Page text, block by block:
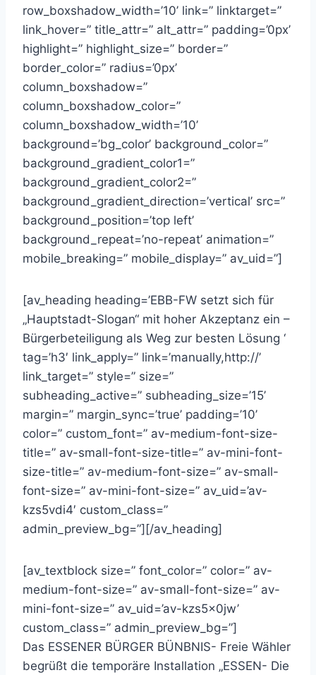
row_boxshadow_width=’10’ link=” linktarget=”
link_hover=” title_attr=” alt_attr=” padding=’0px’
highlight=” highlight_size=” border=”
border_color=” radius=’0px’
column_boxshadow=”
column_boxshadow_color=”
column_boxshadow_width=’10’
background=’bg_color’ background_color=”
background_gradient_color1=”
background_gradient_color2=”
background_gradient_direction=’vertical’ src=”
background_position=’top left’
background_repeat=’no-repeat’ animation=”
mobile_breaking=” mobile_display=” av_uid=”]
[av_heading heading=’EBB-FW setzt sich für
„Hauptstadt-Slogan“ mit hoher Akzeptanz ein –
Bürgerbeteiligung als Weg zur besten Lösung ‘
tag=’h3′ link_apply=” link=’manually,http://’
link_target=” style=” size=”
subheading_active=” subheading_size=’15’
margin=” margin_sync=’true’ padding=’10’
color=” custom_font=” av-medium-font-size-
title=” av-small-font-size-title=” av-mini-font-
size-title=” av-medium-font-size=” av-small-
font-size=” av-mini-font-size=” av_uid=’av-
kzs5vdi4′ custom_class=”
admin_preview_bg=”][/av_heading]
[av_textblock size=” font_color=” color=” av-
medium-font-size=” av-small-font-size=” av-
mini-font-size=” av_uid=’av-kzs5x0jw’
custom_class=” admin_preview_bg=”]
Das ESSENER BÜRGER BÜNBNIS- Freie Wähler
begrüßt die temporäre Installation „ESSEN- Die